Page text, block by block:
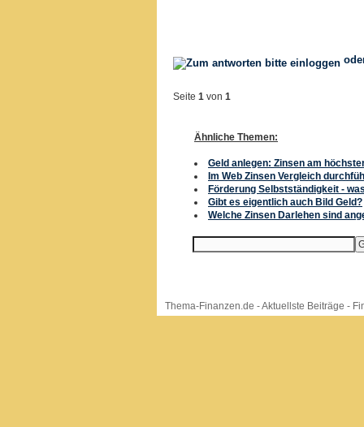
Seite 1 von 1
Ähnliche Themen:
Geld anlegen: Zinsen am
Im Web Zinsen Vergleich
Förderung Selbstständigkeit -
Gibt es eigentlich auch Bild Geld?
Welche Zinsen Darlehen sind
Thema-Finanzen.de -Aktuellste Beiträge -